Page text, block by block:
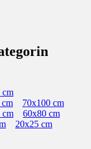
cm
cm
70x100 cm
cm
60x80 cm
20x25 cm